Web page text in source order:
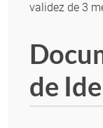
validez de 3
de